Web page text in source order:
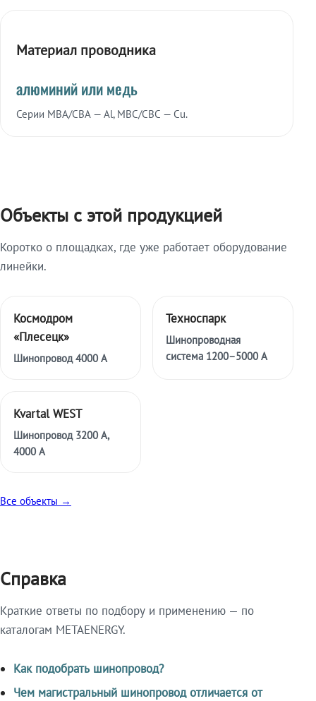
Материал проводника
алюминий или медь
Серии МВА/СВА — Al, МВС/СВС — Cu.
Объекты с этой продукцией
Коротко о площадках, где уже работает оборудование
линейки.
Космодром
«Плесецк»
Шинопровод 4000 А
Техноспарк
Шинопроводная
система 1200–5000 А
Kvartal WEST
Шинопровод 3200 А,
4000 А
Все объекты →
Справка
Краткие ответы по подбору и применению — по
каталогам METAENERGY.
Как подобрать шинопровод?
Чем магистральный шинопровод отличается от